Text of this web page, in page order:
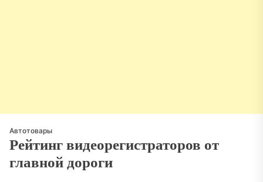
Автотовары
Рейтинг видеорегистраторов от
главной дороги